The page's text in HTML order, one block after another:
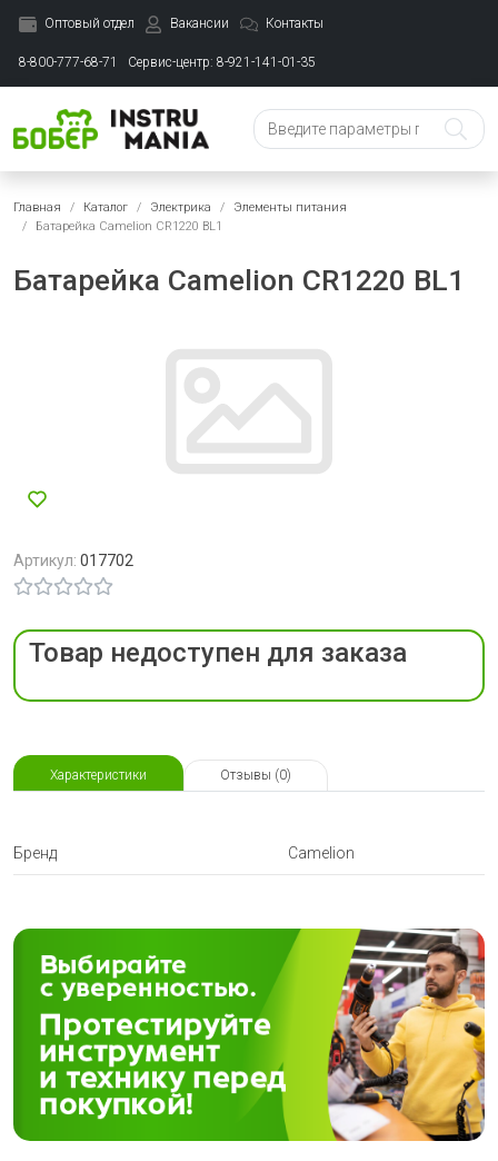
Оптовый отдел Вакансии Контакты
8-800-777-68-71 Сервис-центр: 8-921-141-01-35
Главная Каталог Электрика
Элементы питания
Батарейка Camelion CR1220 BL1
Батарейка Camelion CR1220 BL1
Артикул: 017702
Товар недоступен для заказа
Характеристики Отзывы (0)
Бренд Camelion